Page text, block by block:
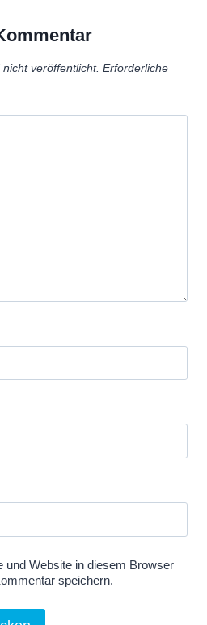
veröffentlicht. Erforderliche
und Website in diesem Browser
speichern.